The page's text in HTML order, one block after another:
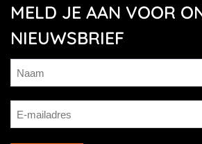
MELD JE AAN VOOR
NIEUWSBRIEF